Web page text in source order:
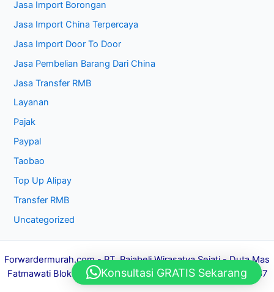
Jasa Import Borongan
Jasa Import China Terpercaya
Jasa Import Door To Door
Jasa Pembelian Barang Dari China
Jasa Transfer RMB
Layanan
Pajak
Paypal
Taobao
Top Up Alipay
Transfer RMB
Uncategorized
Forwardermurah.com- PT. Rajabeli Wirasatya Sejati - Duta Mas
Fatmawati Blok C1-10, Jaksel 12150 - HP/WA : 081284381967
Konsultasi GRATIS Sekarang